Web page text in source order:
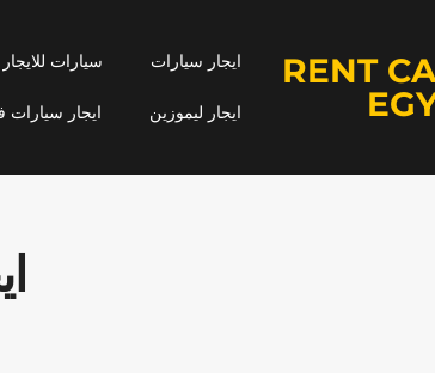
RENT
ايجار سيارات سيارات للايجار
ايجار ليموزين ايجار سيارات